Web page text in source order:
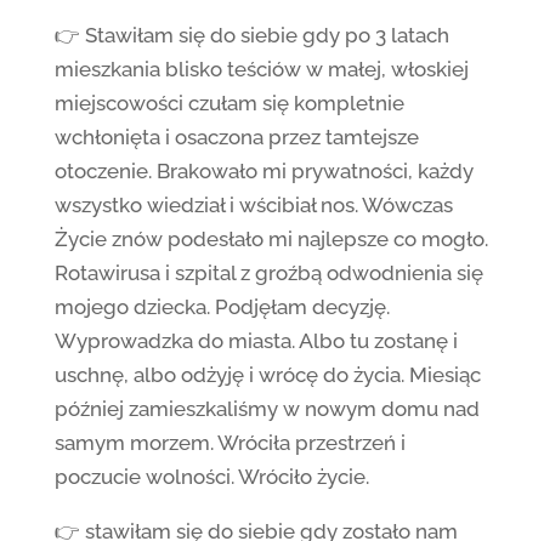
👉 Stawiłam się do siebie gdy po 3 latach
mieszkania blisko teściów w małej, włoskiej
miejscowości czułam się kompletnie
wchłonięta i osaczona przez tamtejsze
otoczenie. Brakowało mi prywatności, każdy
wszystko wiedział i wścibiał nos. Wówczas
Życie znów podesłało mi najlepsze co mogło.
Rotawirusa i szpital z groźbą odwodnienia się
mojego dziecka. Podjęłam decyzję.
Wyprowadzka do miasta. Albo tu zostanę i
uschnę, albo odżyję i wrócę do życia. Miesiąc
później zamieszkaliśmy w nowym domu nad
samym morzem. Wróciła przestrzeń i
poczucie wolności. Wróciło życie.
👉 stawiłam się do siebie gdy zostało nam